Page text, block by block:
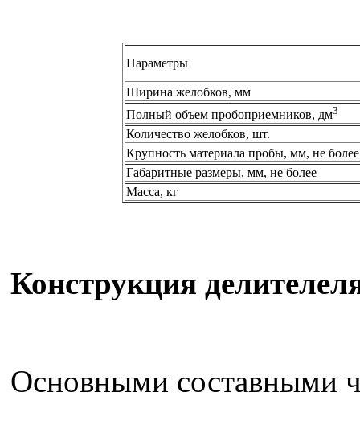
Параметры
Ширина желобков, мм
Полный объем пробоприемников, дм3
Количество желобков, шт.
Крупность материала пробы, мм, не более
Габаритные размеры, мм, не более
Масса, кг
Конструкция
Основными составными